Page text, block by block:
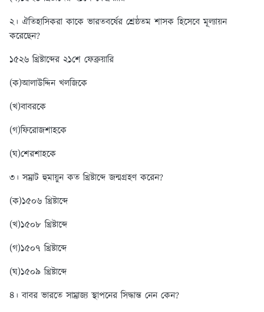
২। ঐতিহাসিকরা কাকে ভারতবর্ষের শ্রেষ্ঠতম শাসক হিসেবে মূল্যায়ন
করেছেন?
১৫২৬ খ্রিষ্টাব্দের ২১শে ফেব্রুয়ারি
(ক)আলাউদ্দিন খলজিকে
(খ)বাবরকে
(গ)ফিরোজশাহকে
(ঘ)শেরশাহকে
৩। সম্রাট হুমায়ুন কত খ্রিষ্টাব্দে জন্মগ্রহণ করেন?
(ক)১৫০৬ খ্রিষ্টাব্দে
(খ)১৫০৮ খ্রিষ্টাব্দে
(গ)১৫০৭ খ্রিষ্টাব্দে
(ঘ)১৫০৯ খ্রিষ্টাব্দে
৪। বাবর ভারতে সাম্রাজ্য স্থাপনের সিদ্ধান্ত নেন কেন?